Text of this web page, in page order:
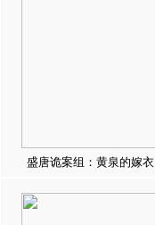
盛唐诡案组：黄泉的嫁衣